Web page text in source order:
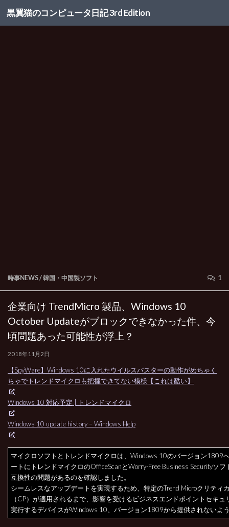
コンテンツへスキップ
黒翼猫のコンピュータ日記 3rd Edition
時事NEWS/韓国・中国製ソフト 1
企業向け TrendMicro 製品、Windows 10
October Updateがブロックできなかった件、今
頃問題あった可能性が浮上？
2018年11月2日
【SpyWare】Windows 10に入れたウイルスバスターの動作がめちゃく
ちゃでトレンドマイクロも把握できてない模様【これは酷い】
Windows 10 対応予定 | トレンドマイクロ
Windows 10 update history – Windows Help
マイクロソフトとトレンドマイクロは、Windows 10のバージョン1809
ートにトレンドマイクロのOfficeScanとWorry-Free Business Securityソフ
互換性の問題があるのを確認しました。
シームレスなアップデートを実現するため、特定のTrend Microクリティ
（CP）が適用されるまで、影響を受けるビジネスエンドポイントセキュ
実行するデバイスがWindows 10、バージョン1809から提供されないよ